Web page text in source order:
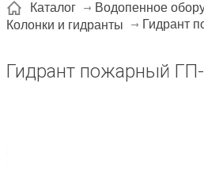
Каталог
Водопенное
Колонки и гидранты
Гидрант
Гидрант пожарный